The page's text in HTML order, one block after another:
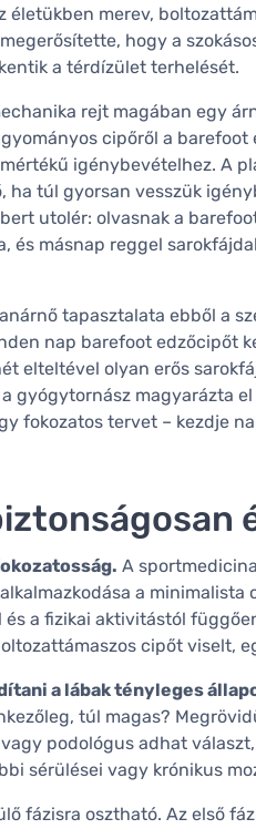
életükben merev,
megerősítette, hogy a
a térdízület terhelését.
rejt magában egy
cipőről a
igénybevételhez. A
túl gyorsan vesszük
utolér: olvasnak a
és másnap reggel
tapasztalata ebből a
nap barefoot edzőcipőt
elteltével olyan erős
gyógytornász magyarázta
fokozatos tervet – kezdje
A
a minimalista
a fizikai aktivitástól
cipőt viselt,
a lábak tényleges
túl magas?
podológus adhat
sérülései vagy krónikus
fázisra osztható. Az első